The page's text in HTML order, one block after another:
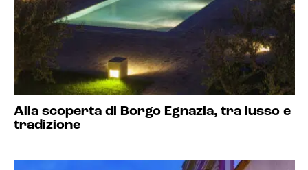
Alla scoperta di Borgo Egnazia, tra lusso e
tradizione